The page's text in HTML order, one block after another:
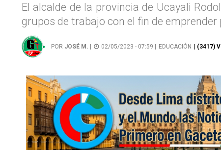
El alcalde de la provincia de Ucayali
grupos de trabajo con el fin de
POR JOSÉ M. 02/05/2023 - 07:59 | EDUCACIÓN | (3417)